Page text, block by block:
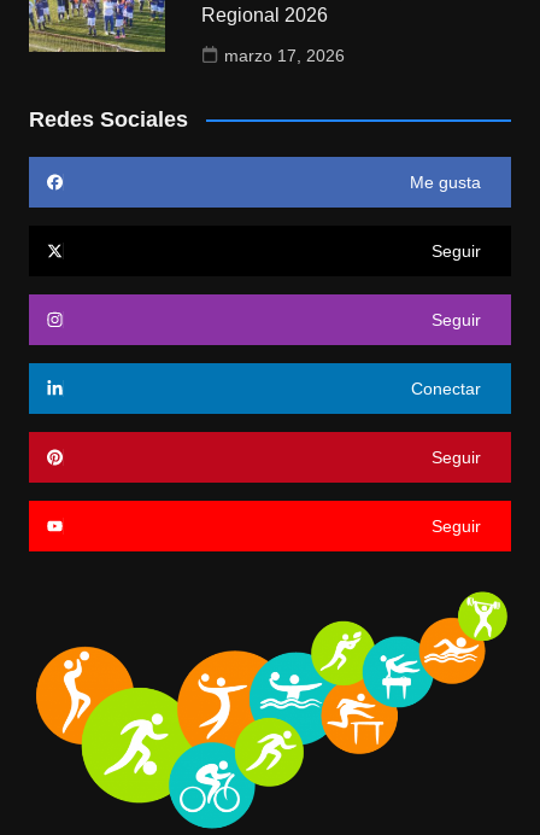
Regional 2026
marzo 17, 2026
Redes Sociales
Me gusta
Seguir
Seguir
Conectar
Seguir
Seguir